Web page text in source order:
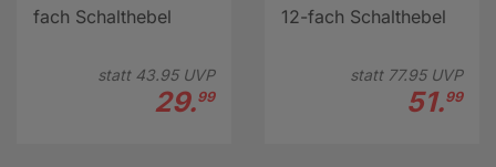
fach Schalthebel
statt 43.95UVP
29.99
12-fach Schalthebel
statt 77.95UVP
51.99